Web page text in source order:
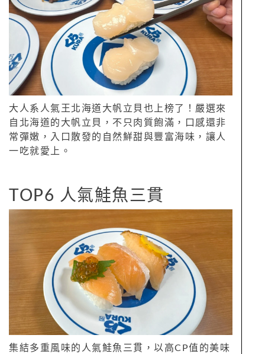
大人系人氣王北海道大帆立貝也上榜了！嚴選來
自北海道的大帆立貝，不只肉質飽滿，口感還非
常彈嫩，入口散發的自然鮮甜與豐富海味，讓人
一吃就愛上。
TOP6 人氣鮭魚三貫
集結多重風味的人氣鮭魚三貫，以高CP值的美味